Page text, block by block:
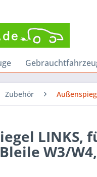
Zubehör
LINKS,
W3/